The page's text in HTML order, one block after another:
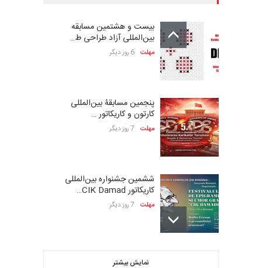
بیست و هشتمین مسابقه
بین‌المللی آزاد طراحی ط…
مهلت 6 روز دیگر
پنجمین مسابقۀ بین‌المللی
کارتون و کاریکاتور …
مهلت 7 روز دیگر
ششمین جشنواره بین‌المللی
کاریکاتور CIK Damad…
مهلت 7 روز دیگر
بیست و هشتمین مسابقه
نمایش بیشتر